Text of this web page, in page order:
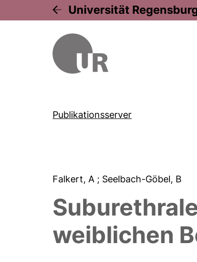
Universität
Publikationsserver
Falkert, A ; Seelbach-Göbel, B
weiblichen